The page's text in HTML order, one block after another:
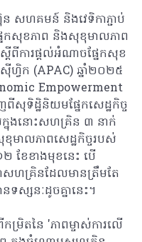
សហគមន៍ និងវេទិកាភ្ជាប់
កសុខភាព និងសុខុមាលភាព
ពីការផ្តល់អំណាចផ្នែកសុខ
ហ្វិក (APAC) ឆ្នាំ២០២៥
Empowerment
សុទិដ្ឋិនិយមផ្នែកសេដ្ឋកិច្ច
នុងនោះសហគ្រិន ៣ នាក់
មាលភាពសេដ្ឋកិច្ចរបស់
ខែខាងមុខនេះ បើ
ហគ្រិនដែលមានត្រឹមតែ
ស្សនៈដូចគ្នានេះ។
ម្រិតនៃ 'ភាពម្ចាស់ការលើ